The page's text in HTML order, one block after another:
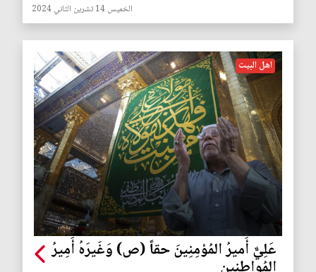
الخميس 14 تشرين الثاني 2024
اهل البيت
عَلِيٌّ أَميرُ المُؤمِنِينَ حقاً (ص) وَغَيرَهُ أَمِيرُ